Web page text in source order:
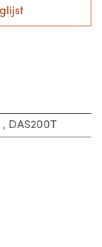
, DAS200T